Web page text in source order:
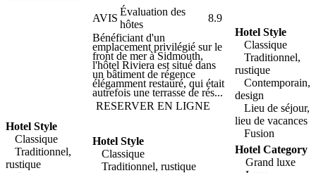
d'activités de plein air à
proximité ou restez
simplement sur place pour
vous détendre. Venez en
voiture et garez-vous
gratuitement à Gara Rock.
Hotel Style
Classique
Traditionnel,
rustique
AVIS
Évaluation des
hôtes
8.9
Bénéficiant d'un
emplacement privilégié sur le
front de mer à Sidmouth,
l'hôtel Riviera est situé dans
un bâtiment de régence
élégamment restauré, qui était
autrefois une terrasse de rés...
RESERVER EN LIGNE
Hotel Style
Classique
Traditionnel, rustique
Hotel Style
Classique
Traditionnel,
rustique
Contemporain,
design
Lieu de séjour,
lieu de vacances
Fusion
Hotel Category
Grand luxe